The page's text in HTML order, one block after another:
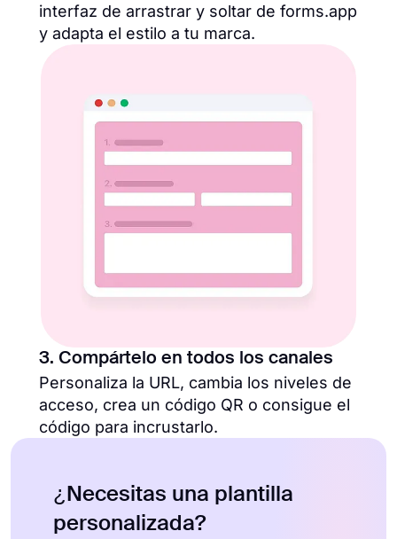
interfaz de arrastrar y soltar de forms.app
y adapta el estilo a tu marca.
3. Compártelo en todos los canales
Personaliza la URL, cambia los niveles de
acceso, crea un código QR o consigue el
código para incrustarlo.
¿Necesitas una plantilla
personalizada?